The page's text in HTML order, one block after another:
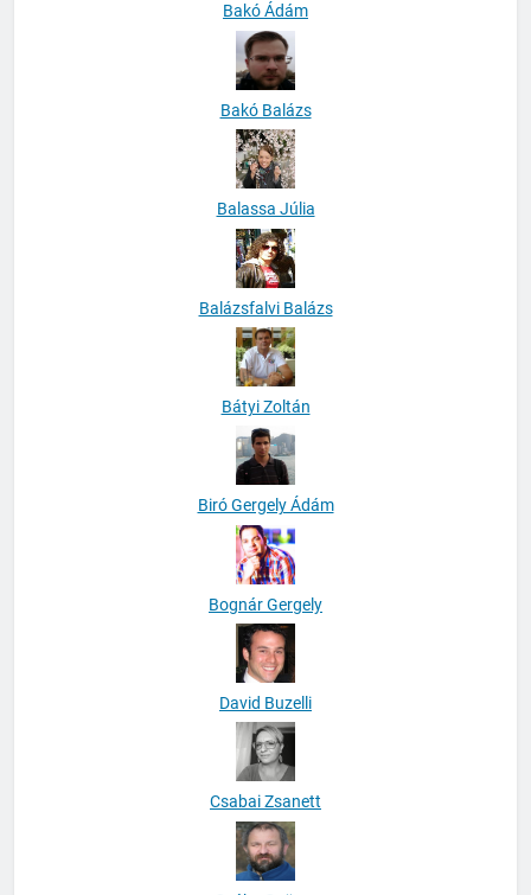
Bakó Ádám
Bakó Balázs
Balassa Júlia
Balázsfalvi Balázs
Bátyi Zoltán
Biró Gergely Ádám
Bognár Gergely
David Buzelli
Csabai Zsanett